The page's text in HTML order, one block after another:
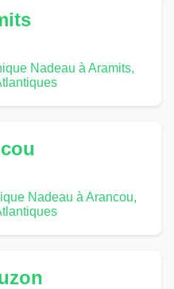
Nadeau à Aramits,
Nadeau à Arancou,